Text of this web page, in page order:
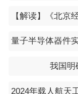
我国明